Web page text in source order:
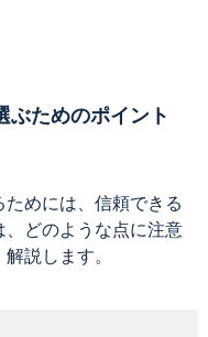
ぶためのポイント
めには、信頼できる
どのような点に注意
説します。